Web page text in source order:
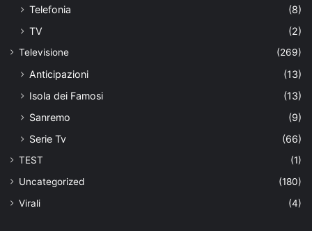
Telefonia
(8)
TV
(2)
Televisione (269)
Anticipazioni
(13)
Isola dei Famosi
(13)
Sanremo
(9)
Serie Tv
(66)
TEST
(1)
Uncategorized
(180)
Virali
(4)